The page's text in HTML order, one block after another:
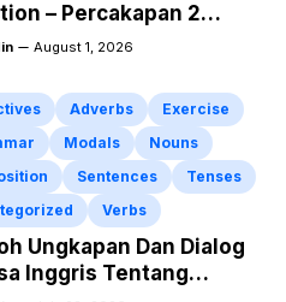
– Percakapan 2
Di Jalan Dalam Bahasa
August 1, 2026
Adverbs
Exercise
Modals
Nouns
Sentences
Tenses
Verbs
Ungkapan Dan Dialog
Inggris Tentang